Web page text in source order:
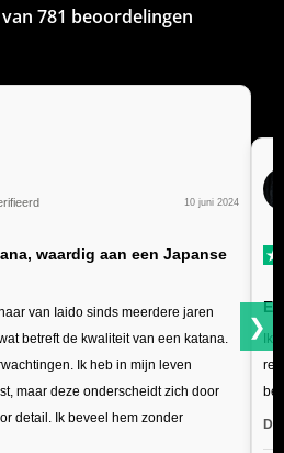
781 beoordelingen
10 juni 2024
waardig aan een Japanse
van Iaido sinds meerdere jaren
betreft de kwaliteit van een katana.
Ik heb in mijn leven
maar deze onderscheidt zich door
detail. Ik beveel hem zonder
Ik
❯